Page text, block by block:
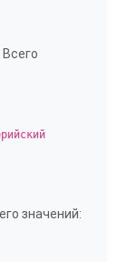
. Всего
значений: